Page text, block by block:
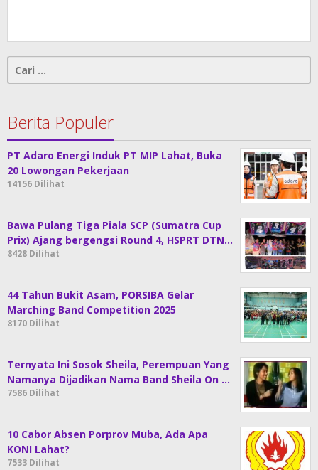
Cari
Berita Populer
PT Adaro Energi Induk PT MIP Lahat, Buka
20 Lowongan Pekerjaan
14156 Dilihat
Bawa Pulang Tiga Piala SCP (Sumatra Cup
Prix) Ajang bergengsi Round 4, HSPRT DTN…
8428 Dilihat
44 Tahun Bukit Asam, PORSIBA Gelar
Marching Band Competition 2025
8170 Dilihat
Ternyata Ini Sosok Sheila, Perempuan Yang
Namanya Dijadikan Nama Band Sheila On …
7586 Dilihat
10 Cabor Absen Porprov Muba, Ada Apa
KONI Lahat?
7533 Dilihat